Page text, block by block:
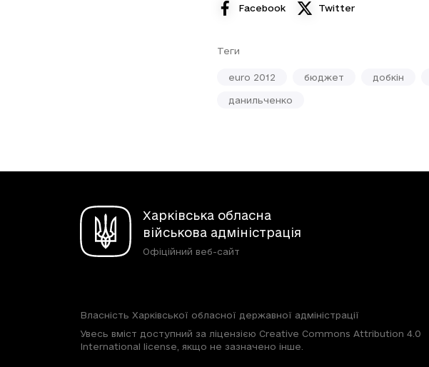
Facebook Twitter
Теги
euro 2012 бюджет добкін
данильченко
Харківська обласна
військова адміністрація
Офіційний веб-сайт
Власність Харківської обласної державної адміністрації
Увесь вміст доступний за ліцензією Creative Commons Attribution 4.0
International license, якщо не зазначено інше.